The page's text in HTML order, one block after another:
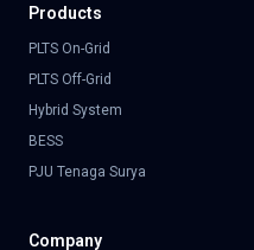
Products
PLTS On-Grid
PLTS Off-Grid
Hybrid System
BESS
PJU Tenaga Surya
Company